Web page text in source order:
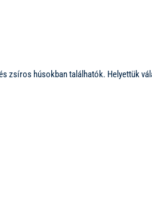
húsokban találhatók. Helyettük